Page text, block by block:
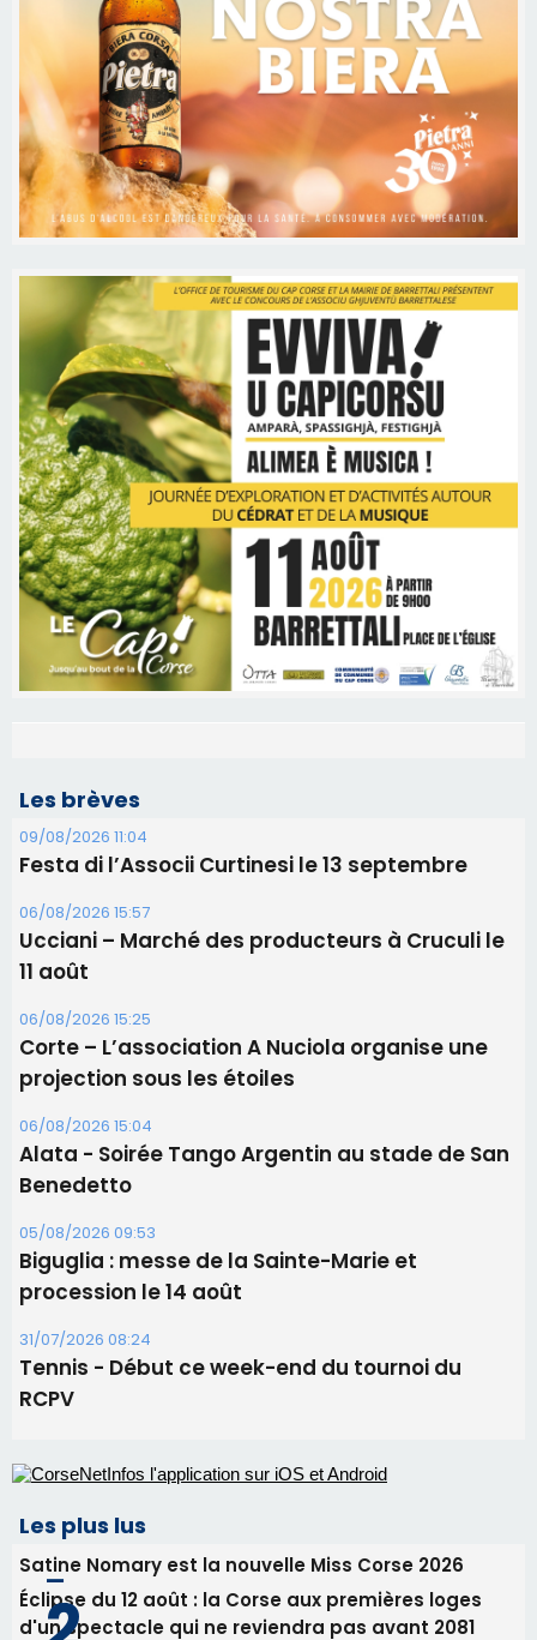
Les brèves
09/08/2026 11:04
Festa di l’Associi Curtinesi le 13 septembre
06/08/2026 15:57
Ucciani – Marché des producteurs à Cruculi le
11 août
06/08/2026 15:25
Corte – L’association A Nuciola organise une
projection sous les étoiles
06/08/2026 15:04
Alata - Soirée Tango Argentin au stade de San
Benedetto
Biguglia : messe de la Sainte-Marie et
procession le 14 août
31/07/2026 08:24
Tennis - Début ce week-end du tournoi du
RCPV